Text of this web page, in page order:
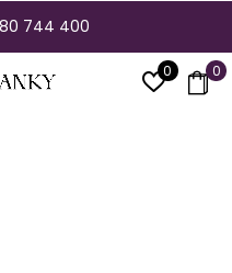
0 0
744 400